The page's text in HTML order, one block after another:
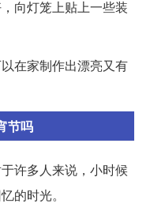
向灯笼上贴上一些装
在家制作出漂亮又有
节吗
许多人来说，小时候
的时光。